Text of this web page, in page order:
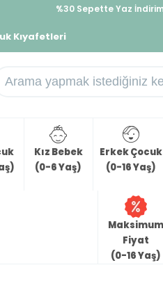
%30 Sepette Yaz
Kıyafetleri
Kız Bebek
(0-6 Yaş)
Erkek Çocuk
(0-16 Yaş)
Maksimum
Fiyat
(0-16 Yaş)